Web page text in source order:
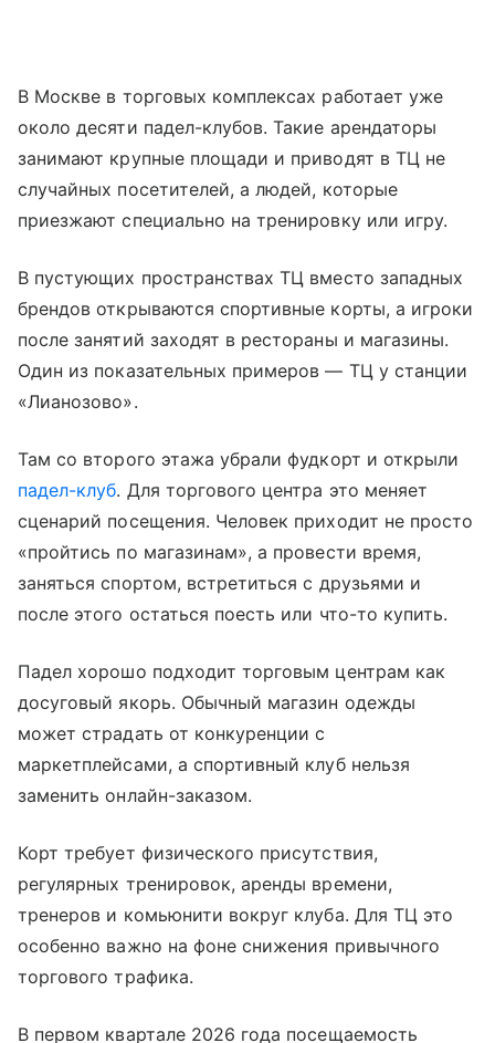
В Москве в торговых комплексах работает уже
около десяти падел-клубов. Такие арендаторы
занимают крупные площади и приводят в ТЦ не
случайных посетителей, а людей, которые
приезжают специально на тренировку или игру.
В пустующих пространствах ТЦ вместо западных
брендов открываются спортивные корты, а игроки
после занятий заходят в рестораны и магазины.
Один из показательных примеров — ТЦ у станции
«Лианозово».
Там со второго этажа убрали фудкорт и открыли
падел-клуб. Для торгового центра это меняет
сценарий посещения. Человек приходит не просто
«пройтись по магазинам», а провести время,
заняться спортом, встретиться с друзьями и
после этого остаться поесть или что-то купить.
Падел хорошо подходит торговым центрам как
досуговый якорь. Обычный магазин одежды
может страдать от конкуренции с
маркетплейсами, а спортивный клуб нельзя
заменить онлайн-заказом.
Корт требует физического присутствия,
регулярных тренировок, аренды времени,
тренеров и комьюнити вокруг клуба. Для ТЦ это
особенно важно на фоне снижения привычного
торгового трафика.
В первом квартале 2026 года посещаемость